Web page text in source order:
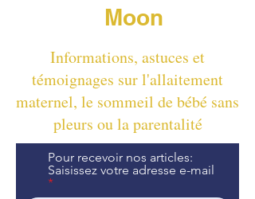
Moon
Informations, astuces et
témoignages sur l'allaitement
maternel, le sommeil de bébé sans
pleurs ou la parentalité
Pour recevoir nos articles:
Saisissez votre adresse e-mail